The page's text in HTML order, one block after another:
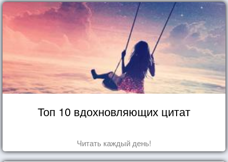
Топ 10 вдохновляющих цитат
Читать каждый день!